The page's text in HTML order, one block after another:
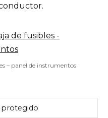
– panel de instrumentos
protegido